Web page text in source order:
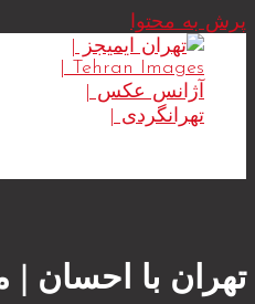
پرش به محتوا
تهران با احسان